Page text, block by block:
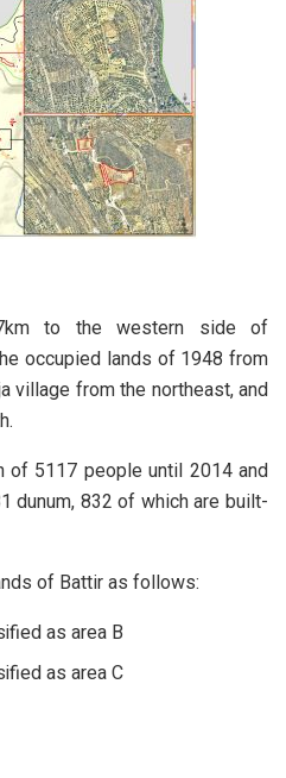
to the western side of
occupied lands of 1948 from
village from the northeast, and
of 5117 people until 2014 and
dunum, 832 of which are built-
of Battir as follows:
as area B
as area C